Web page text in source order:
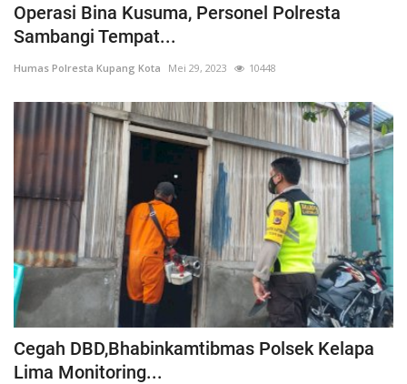
Operasi Bina Kusuma, Personel Polresta
Sambangi Tempat...
Humas Polresta Kupang Kota Mei 29, 2023 10448
Cegah DBD,Bhabinkamtibmas Polsek Kelapa
Lima Monitoring...